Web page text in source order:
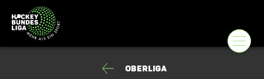
Oberliga